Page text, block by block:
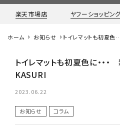
楽天市場店 ヤフーショッピン
ホーム お知らせ
トイレマットも初夏色
トイレマットも初夏色に・・
KASURI
2023.06.22
お知らせ コラム